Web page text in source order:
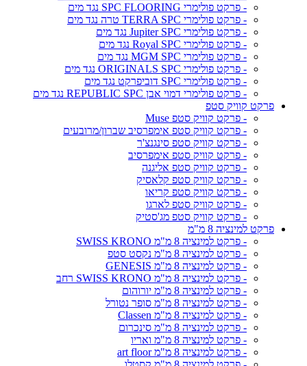
- פרקט פולימרי SPC FLOORING נגד מים
- פרקט פולימרי TERRA SPC טרה נגד מים
- פרקט פולימרי Jupiter SPC נגד מים
- פרקט פולימרי Royal SPC נגד מים
- פרקט פולימרי MGM SPC נגד מים
- פרקט פולימרי ORIGINALS SPC נגד מים
- פרקט פולימרי SPC דוביפרקט נגד מים
- פרקט פולימרי דמוי אבן REPUBLIC SPC נגד מים
פרקט קוויק סטפ
- פרקט קוויק סטפ Muse
- פרקט קוויק סטפ אימפרסיב שברון/מרובעים
- פרקט קוויק סטפ סינגנצ'ר
- פרקט קוויק סטפ אימפרסיב
- פרקט קוויק סטפ אליגנה
- פרקט קוויק סטפ קלאסיק
- פרקט קוויק סטפ קריאו
- פרקט קוויק סטפ לארגו
- פרקט קוויק סטפ מג'סטיק
פרקט למינציה 8 מ"מ
- פרקט למינציה 8 מ"מ SWISS KRONO
- פרקט למינציה 8 מ"מ נקסט סטפ
- פרקט למינציה 8 מ"מ GENESIS
- פרקט למינציה 8 מ"מ SWISS KRONO רחב
- פרקט למינציה 8 מ"מ יורוהום
- פרקט למינציה 8 מ"מ סופר נטורל
- פרקט למינציה 8 מ"מ Classen
- פרקט למינציה 8 מ"מ סינכרום
- פרקט למינציה 8 מ"מ ואריו
- פרקט למינציה 8 מ"מ art floor